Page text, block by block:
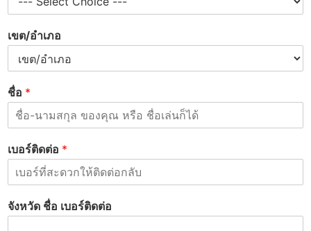
เขต/อำเภอ
ชื่อ *
เบอร์ติดต่อ *
จังหวัด ชื่อ เบอร์ติดต่อ